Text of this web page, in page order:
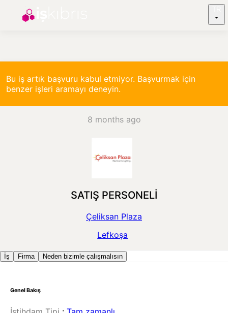
Bu iş artık başvuru kabul etmiyor. Başvurmak için
benzer işleri aramayı deneyin.
8 months ago
SATIŞ PERSONELİ
Çeliksan Plaza
Lefkoşa
İş Firma Neden bizimle çalışmalısın
Genel Bakış